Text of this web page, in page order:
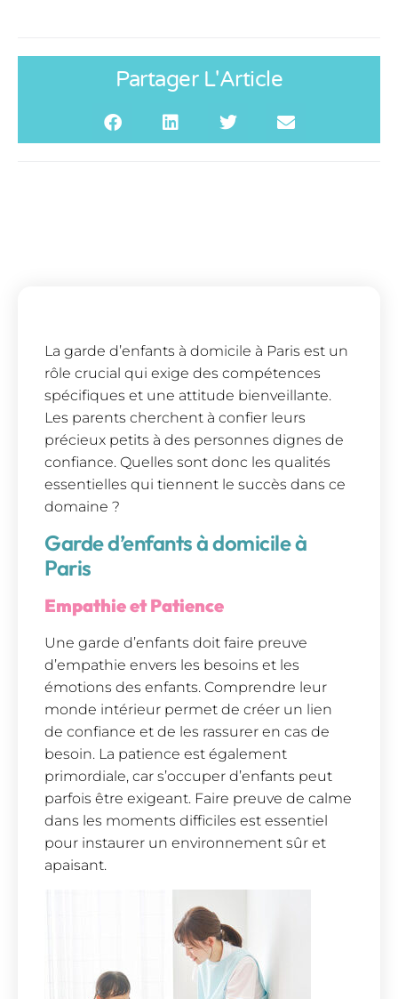
Partager L'Article
La garde d’enfants à domicile à Paris est un
rôle crucial qui exige des compétences
spécifiques et une attitude bienveillante.
Les parents cherchent à confier leurs
précieux petits à des personnes dignes de
confiance. Quelles sont donc les qualités
essentielles qui tiennent le succès dans ce
domaine ?
Garde d’enfants à domicile à
Paris
Empathie et Patience
Une garde d’enfants doit faire preuve
d’empathie envers les besoins et les
émotions des enfants. Comprendre leur
monde intérieur permet de créer un lien
de confiance et de les rassurer en cas de
besoin. La patience est également
primordiale, car s’occuper d’enfants peut
parfois être exigeant. Faire preuve de calme
dans les moments difficiles est essentiel
pour instaurer un environnement sûr et
apaisant.